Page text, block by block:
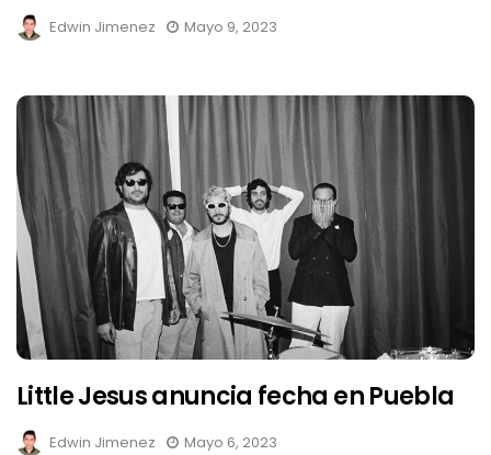
Edwin Jimenez Mayo 9, 2023
Little Jesus anuncia fecha en Puebla
Edwin Jimenez Mayo 6, 2023